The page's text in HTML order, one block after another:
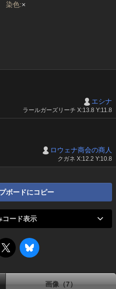
染色:×
エシナ
ラールガーズリーチ X:13.8 Y:11.8
ロウェナ商会の商人
クガネ X:12.2 Y:10.8
ボードにコピー
コード表示
画像（7）